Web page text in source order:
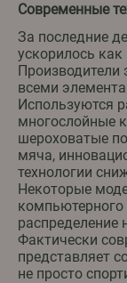
Современные
За последние
ускорилось как
Производители
всеми
Используются
многослойные
шероховатые
мяча,
технологии
Некоторые
компьютерного
распределение
Фактически
представляет
не просто